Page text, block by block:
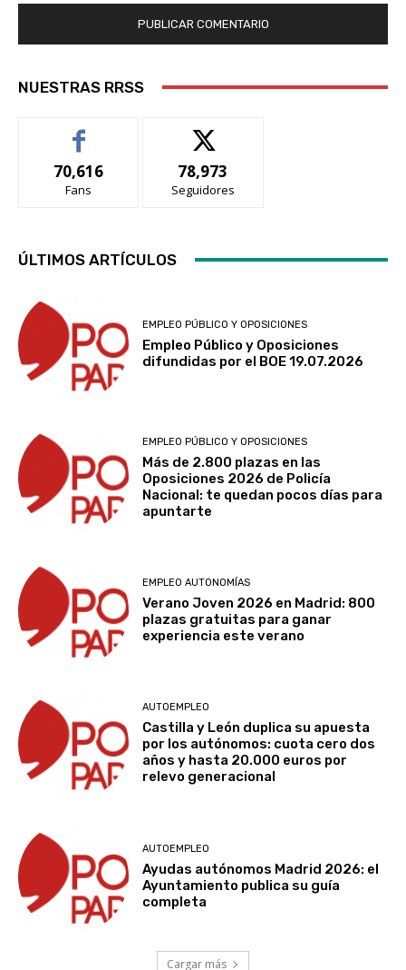
NUESTRAS RRSS
70,616
Fans
78,973
Seguidores
ÚLTIMOS ARTÍCULOS
EMPLEO PÚBLICO Y OPOSICIONES
Empleo Público y Oposiciones
difundidas por el BOE 19.07.2026
EMPLEO PÚBLICO Y OPOSICIONES
Más de 2.800 plazas en las
Oposiciones 2026 de Policía
Nacional: te quedan pocos días para
apuntarte
EMPLEO AUTONOMÍAS
Verano Joven 2026 en Madrid: 800
plazas gratuitas para ganar
experiencia este verano
AUTOEMPLEO
Castilla y León duplica su apuesta
por los autónomos: cuota cero dos
años y hasta 20.000 euros por
relevo generacional
AUTOEMPLEO
Ayudas autónomos Madrid 2026: el
Ayuntamiento publica su guía
completa
Cargar más